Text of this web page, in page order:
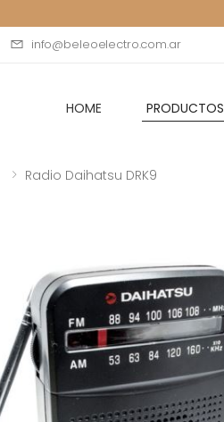
info@beleoelectro.com.ar
HOME PRODUCTOS
Radio Daihatsu DRK9